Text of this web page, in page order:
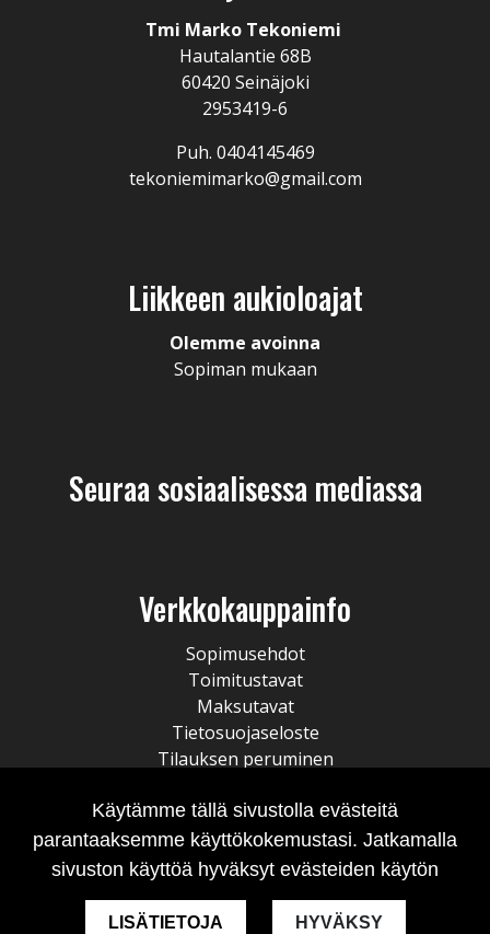
Tmi Marko Tekoniemi
Hautalantie 68B
60420 Seinäjoki
2953419-6
Puh. 0404145469
tekoniemimarko@gmail.com
Liikkeen aukioloajat
Olemme avoinna
Sopiman mukaan
Seuraa sosiaalisessa mediassa
Verkkokauppainfo
Sopimusehdot
Toimitustavat
Maksutavat
Tietosuojaseloste
Tilauksen peruminen
Käytämme tällä sivustolla evästeitä
parantaaksemme käyttökokemustasi. Jatkamalla
sivuston käyttöä hyväksyt evästeiden käytön
LISÄTIETOJA HYVÄKSY